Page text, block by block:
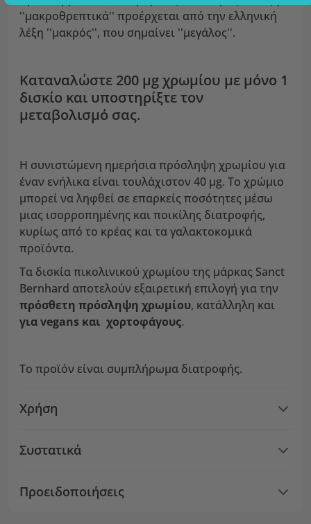
''μακροθρεπτικά'' προέρχεται από την ελληνική
λέξη ''μακρός'', που σημαίνει ''μεγάλος''.
Καταναλώστε 200 µg χρωμίου με μόνο 1
δισκίο και υποστηρίξτε τον
μεταβολισμό σας.
Η συνιστώμενη ημερήσια πρόσληψη χρωμίου για
έναν ενήλικα είναι τουλάχιστον 40 µg. Το χρώμιο
μπορεί να ληφθεί σε επαρκείς ποσότητες μέσω
μιας ισορροπημένης και ποικίλης διατροφής,
κυρίως από το κρέας και τα γαλακτοκομικά
προϊόντα.
Τα δισκία πικολινικού χρωμίου της μάρκας Sanct
Bernhard αποτελούν εξαιρετική επιλογή για την
πρόσθετη πρόσληψη χρωμίου, κατάλληλη και
για vegans και χορτοφάγους.
Το προϊόν είναι συμπλήρωμα διατροφής.
Χρήση
Συστατικά
Προειδοποιήσεις